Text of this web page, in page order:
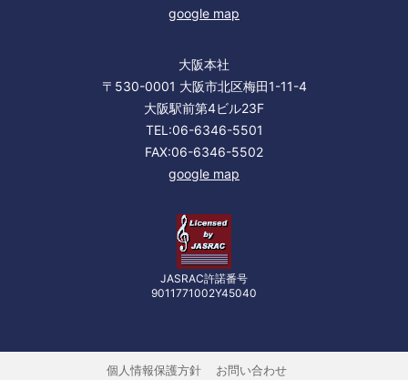
google map
大阪本社
〒530-0001 大阪市北区梅田1-11-4
大阪駅前第4ビル23F
TEL:06-6346-5501
FAX:06-6346-5502
google map
JASRAC許諾番号
9011771002Y45040
個人情報保護方針 お問い合わせ